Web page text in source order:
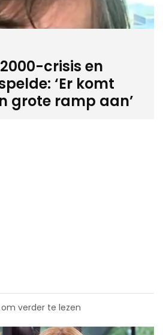
crisis en
‘Er komt
grote ramp aan’
om verder te lezen